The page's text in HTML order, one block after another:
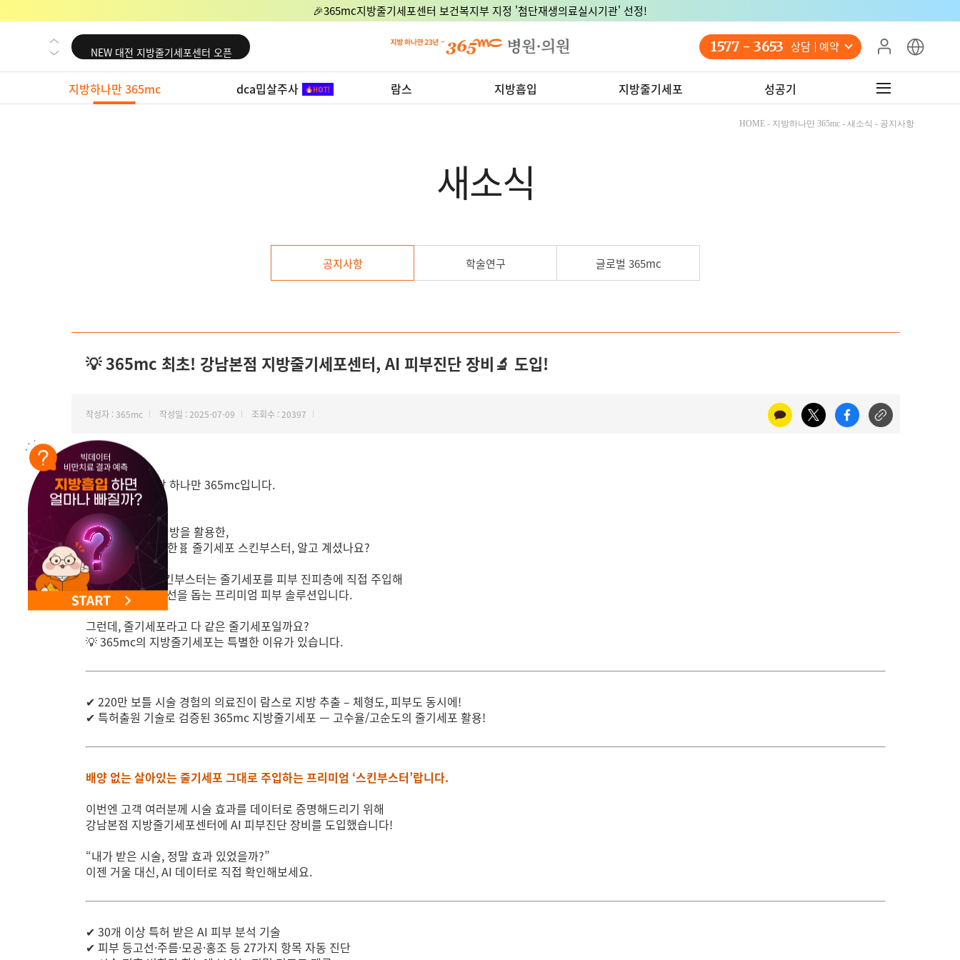
🎉365mc지방줄기세포센터 보건복지부 지정 '첨단재생의료실시기관' 선정!
NEW 교대 지방줄기세포센터 오픈
NEW 대전 지방줄기세포센터 오픈
NEW 노원 지방줄기세포센터 오픈
NEW 미국 LA점 오픈
1577 - 3653 상담 예약
지방하나만 365mc dca밉살주사 람스 지방흡입 지방줄기세포 성공기
HOME - 지방하나만 365mc - 새소식 - 공지사항
새소식
공지사항 학술연구 글로벌 365mc
💡 365mc 최초! 강남본점 지방줄기세포센터, AI 피부진단 장비🔬 도입!
작성자 : 365mc 작성일 : 2025-07-09 조회수 : 20397
안녕하세요, 지방 하나만 365mc입니다.
람스로 뽑은 내 지방을 활용한,
365mc만의 특별한🧬 줄기세포 스킨부스터, 알고 계셨나요?
지방줄기세포 스킨부스터는 줄기세포를 피부 진피층에 직접 주입해
근본적인 피부 개선을 돕는 프리미엄 피부 솔루션입니다.
그런데, 줄기세포라고 다 같은 줄기세포일까요?
💡 365mc의 지방줄기세포는 특별한 이유가 있습니다.
✔ 220만 보틀 시술 경험의 의료진이 람스로 지방 추출 – 체형도, 피부도 동시에!
✔ 특허출원 기술로 검증된 365mc 지방줄기세포 ㅡ 고수율/고순도의 줄기세포 활용!
배양 없는 살아있는 줄기세포 그대로 주입하는 프리미엄 ‘스킨부스터’랍니다.
이번엔 고객 여러분께 시술 효과를 데이터로 증명해드리기 위해
강남본점 지방줄기세포센터에 AI 피부진단 장비를 도입했습니다!
“내가 받은 시술, 정말 효과 있었을까?”
이젠 거울 대신, AI 데이터로 직접 확인해보세요.
✔ 30개 이상 특허 받은 AI 피부 분석 기술
✔ 피부 등고선·주름·모공·홍조 등 27가지 항목 자동 진단